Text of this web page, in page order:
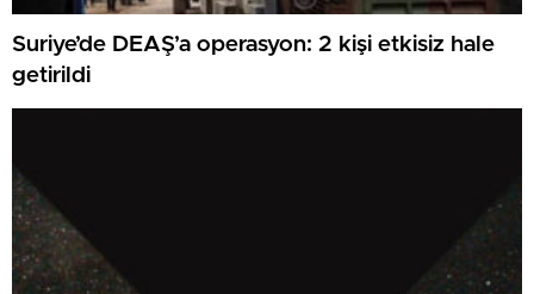
Suriye’de DEAŞ’a operasyon: 2 kişi etkisiz hale
getirildi